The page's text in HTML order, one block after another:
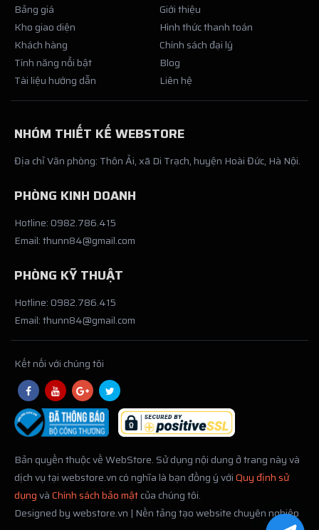
Bảng giá
Kho giao diện
Khách hàng
Tính năng nổi bật
Tài liệu hướng dẫn
Giới thiệu
Hình thức thanh toán
Chính sách đại lý
Blog
Liên hệ
NHÓM THIẾT KẾ WEBSTORE
Địa chỉ Văn phòng: Thôn Ải, xã Di Trạch, huyện Hoài Đức, Hà Nội.
PHÒNG KINH DOANH
Hotline: 0982.786.415
Email: thunn84@gmail.com
PHÒNG KỸ THUẬT
Hotline: 0982.786.415
Email: thunn84@gmail.com
Kết nối với chúng tôi
Bản quyền thuộc về WebStore. Sử dụng nội dung ở trang này và
dịch vụ tại webstore.vn có nghĩa là bạn đồng ý vớiQuy định sử
dụngvàChính sách bảo mậtcủa chúng tôi.
Designed by webstore.vn | Nền tảng tạo website chuyên nghiệp